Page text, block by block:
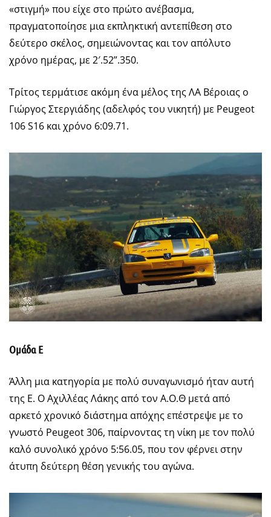
«στιγμή» που είχε στο πρώτο ανέβασμα,
πραγματοποίησε μια εκπληκτική αντεπίθεση στο
δεύτερο σκέλος, σημειώνοντας και τον απόλυτο
χρόνο ημέρας, με 2′.52”.350.
Τρίτος τερμάτισε ακόμη ένα μέλος της ΛΑ Βέροιας ο
Γιώργος Στεργιάδης (αδελφός του νικητή) με Peugeot
106 S16 και χρόνο 6:09.71.
Ομάδα Ε
Άλλη μια κατηγορία με πολύ συναγωνισμό ήταν αυτή
της Ε. Ο Αχιλλέας Λάκης από τον Α.Ο.Θ μετά από
αρκετό χρονικό διάστημα απόχης επέστρεψε με το
γνωστό Peugeot 306, παίρνοντας τη νίκη με τον πολύ
καλό συνολικό χρόνο 5:56.05, που τον φέρνει στην
άτυπη δεύτερη θέση γενικής του αγώνα.